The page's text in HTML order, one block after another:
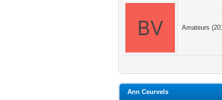
Amateurs
Ann Ceurvels